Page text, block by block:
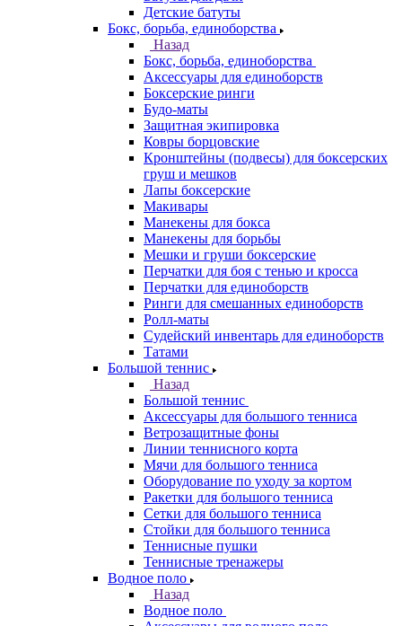
Детские батуты
Бокс, борьба, единоборства
Назад
Бокс, борьба, единоборства
Аксессуары для единоборств
Боксерские ринги
Будо-маты
Защитная экипировка
Ковры борцовские
Кронштейны (подвесы) для боксерских
груш и мешков
Лапы боксерские
Макивары
Манекены для бокса
Манекены для борьбы
Мешки и груши боксерские
Перчатки для боя с тенью и кросса
Перчатки для единоборств
Ринги для смешанных единоборств
Ролл-маты
Судейский инвентарь для единоборств
Татами
Большой теннис
Назад
Большой теннис
Аксессуары для большого тенниса
Ветрозащитные фоны
Линии теннисного корта
Мячи для большого тенниса
Оборудование по уходу за кортом
Ракетки для большого тенниса
Сетки для большого тенниса
Стойки для большого тенниса
Теннисные пушки
Теннисные тренажеры
Водное поло
Назад
Водное поло